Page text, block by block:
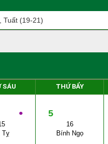
Tuất (19-21)
SÁU THỨ BẨY
●
Tỵ
5
16
Bính Ngọ